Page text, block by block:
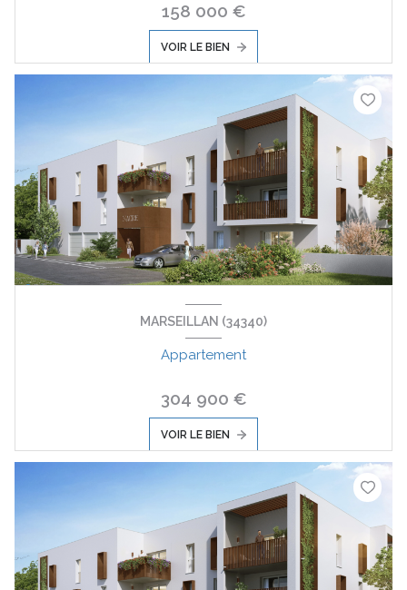
158 000 €
VOIR LE BIEN
MARSEILLAN (34340)
Appartement
304 900 €
VOIR LE BIEN